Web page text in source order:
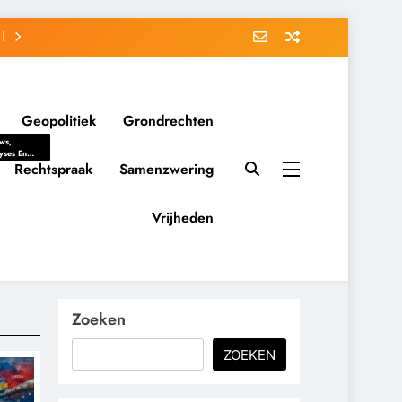
Geopolitiek Grondrechten
En
Politieke
Belangen
Rechtspraak Samenzwering
Vrijheden
Zoeken
ZOEKEN